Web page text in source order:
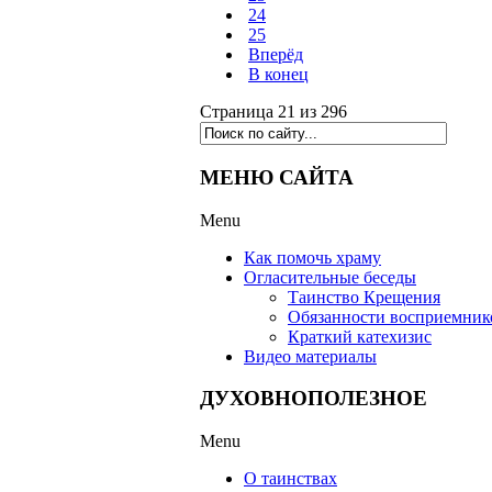
24
25
Вперёд
В конец
Страница 21 из 296
МЕНЮ САЙТА
Menu
Как помочь храму
Огласительные беседы
Таинство Крещения
Обязанности
Краткий катехизис
Видео материалы
ДУХОВНОПОЛЕЗНОЕ
Menu
О таинствах